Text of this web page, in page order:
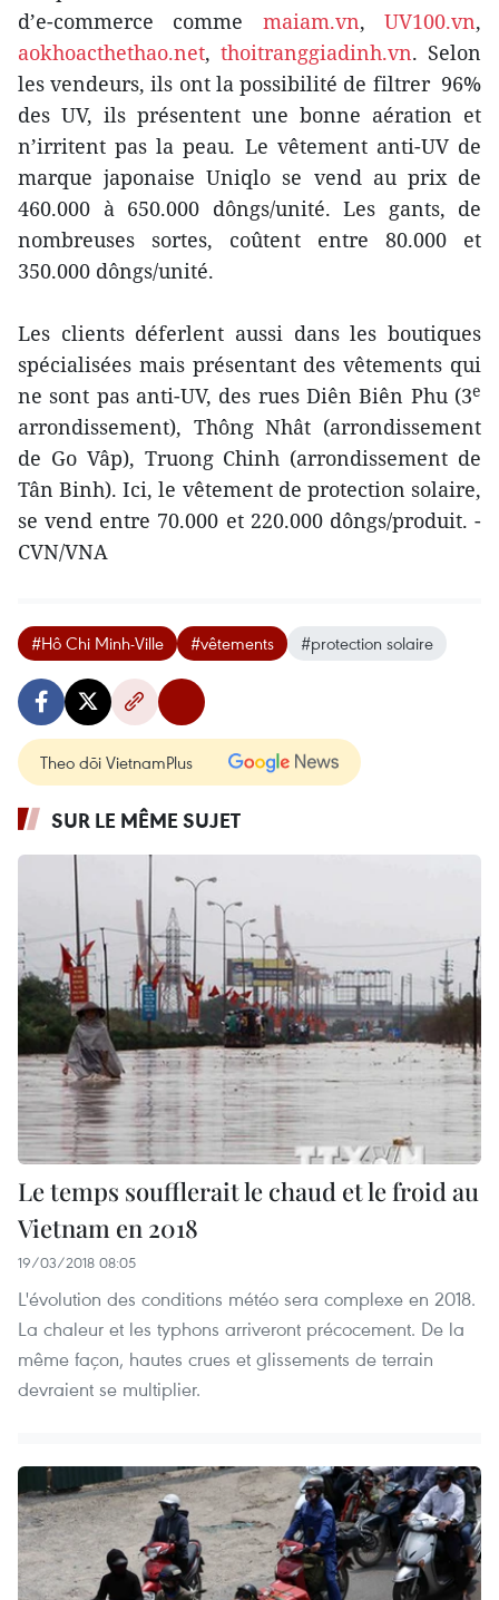
d’e-commerce comme maiam.vn,UV100.vn,
aokhoacthethao.net, thoitranggiadinh.vn. Selon
les vendeurs, ils ont la possibilité de filtrer 96%
des UV, ils présentent une bonne aération et
n’irritent pas la peau. Le vêtement anti-UV de
marque japonaise Uniqlo se vend au prix de
460.000 à 650.000 dôngs/unité. Les gants, de
nombreuses sortes, coûtent entre 80.000 et
350.000 dôngs/unité.
Les clients déferlent aussi dans les boutiques
spécialisées mais présentant des vêtements qui
ne sont pas anti-UV, des rues Diên Biên Phu (3e
arrondissement), Thông Nhât (arrondissement
de Go Vâp), Truong Chinh (arrondissement de
Tân Binh). Ici, le vêtement de protection solaire,
se vend entre 70.000 et 220.000 dôngs/produit. -
CVN/VNA
#Hô Chi Minh-Ville #vêtements #protection solaire
Theo dõi VietnamPlus
SUR LE MÊME SUJET
Le temps soufflerait le chaud et le froid au
Vietnam en 2018
19/03/2018 08:05
L'évolution des conditions météo sera complexe en 2018.
La chaleur et les typhons arriveront précocement. De la
même façon, hautes crues et glissements de terrain
devraient se multiplier.